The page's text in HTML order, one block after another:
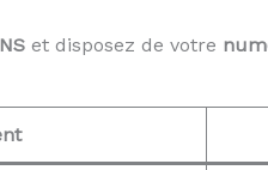
et disposez de votre